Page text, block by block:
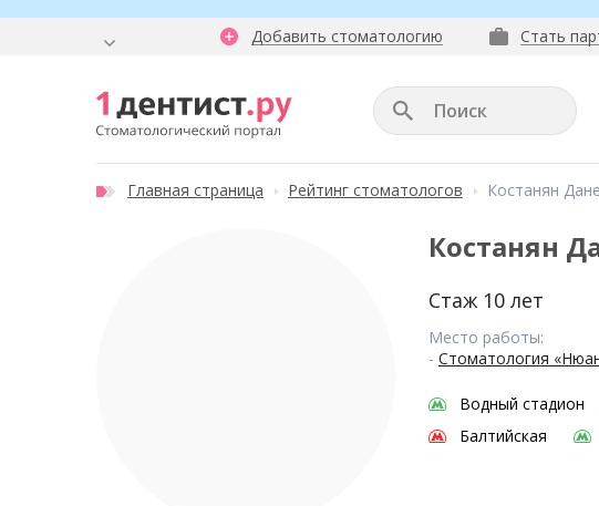
Добавить стоматологию Стать
Главная страница Рейтинг стоматологов Костанян
Костанян
Стаж 10 лет
Место работы:
- Стоматология
Водный стадион
Балтийская